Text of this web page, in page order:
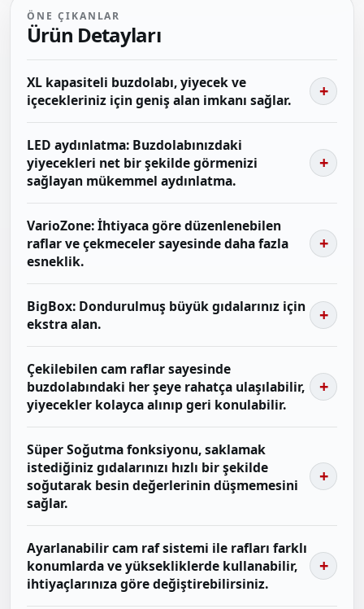
ÖNE ÇIKANLAR
Ürün Detayları
XL kapasiteli buzdolabı, yiyecek ve
içecekleriniz için geniş alan imkanı sağlar.
LED aydınlatma: Buzdolabınızdaki
yiyecekleri net bir şekilde görmenizi
sağlayan mükemmel aydınlatma.
VarioZone: İhtiyaca göre düzenlenebilen
raflar ve çekmeceler sayesinde daha fazla
esneklik.
BigBox: Dondurulmuş büyük gıdalarınız için
ekstra alan.
Çekilebilen cam raflar sayesinde
buzdolabındaki her şeye rahatça ulaşılabilir,
yiyecekler kolayca alınıp geri konulabilir.
Süper Soğutma fonksiyonu, saklamak
istediğiniz gıdalarınızı hızlı bir şekilde
soğutarak besin değerlerinin düşmemesini
sağlar.
Ayarlanabilir cam raf sistemi ile rafları farklı
konumlarda ve yüksekliklerde kullanabilir,
ihtiyaçlarınıza göre değiştirebilirsiniz.